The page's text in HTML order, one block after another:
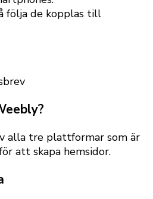
följa de kopplas till
alla tre plattformar som är
att skapa hemsidor.